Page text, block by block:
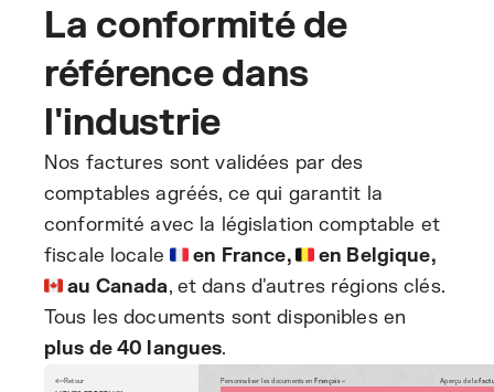
La conformité de
référence dans
l'industrie
Nos factures sont validées par des
comptables agréés, ce qui garantit la
conformité avec la législation comptable et
fiscale locale🇫🇷 en France, 🇧🇪 en Belgique,
🇨🇦 au Canada, et dans d'autres régions clés.
Tous les documents sont disponibles en
plus de 40 langues.
Retour Personnaliser les documents enFrançais Aperçu de la